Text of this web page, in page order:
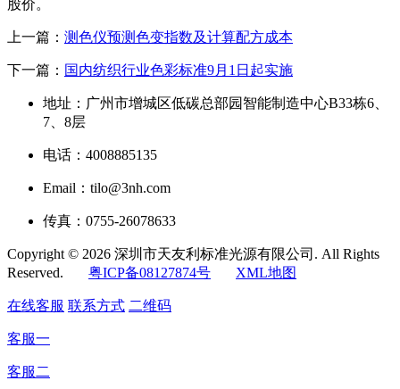
股价。
上一篇： 测色仪预测色变指数及计算配方成本
下一篇： 国内纺织行业色彩标准9月1日起实施
地址：广州市增城区低碳总部园智能制造中心B33栋6、
7、8层
电话：4008885135
Email：tilo@3nh.com
传真：0755-26078633
Copyright © 2026 深圳市天友利标准光源有限公司. All Rights
Reserved. 粤ICP备08127874号 XML地图
在线客服 联系方式 二维码
客服一
客服二